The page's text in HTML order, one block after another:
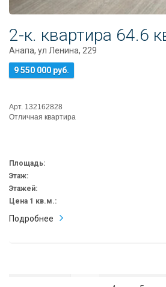
2-к. квартира 64.6
Анапа, ул Ленина, 229
9 550 000 руб.
Арт. 132162828
Отличная квартира
Площадь:
Этаж:
Этажей:
Цена 1 кв.м.:
Подробнее